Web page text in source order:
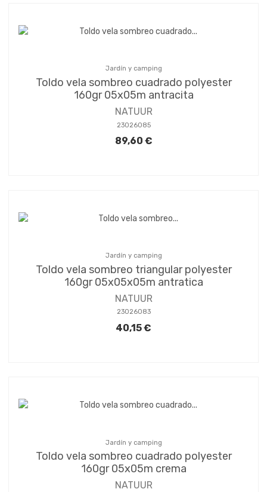
Jardín y camping
Toldo vela sombreo cuadrado polyester
160gr 05x05m antracita
NATUUR
23026085
89,60 €
Jardín y camping
Toldo vela sombreo triangular polyester
160gr 05x05x05m antratica
NATUUR
23026083
40,15 €
Jardín y camping
Toldo vela sombreo cuadrado polyester
160gr 05x05m crema
NATUUR